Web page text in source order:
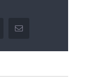
pinterestEmail